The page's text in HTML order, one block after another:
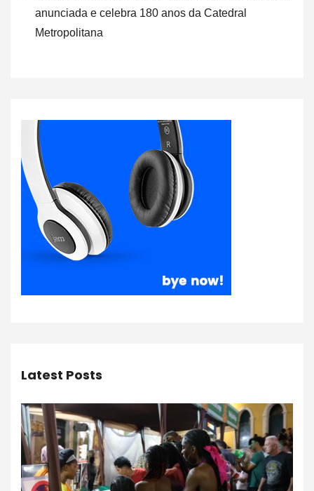
anunciada e celebra 180 anos da Catedral
Metropolitana
Latest Posts